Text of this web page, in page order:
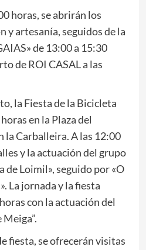
horas, se abrirán los
y artesanía, seguidos de la
de 13:00 a 15:30
de ROI CASAL a las
la Fiesta de la Bicicleta
en la Plaza del
la Carballeira. A las 12:00
y la actuación del grupo
de Loimil», seguido por «O
La jornada y la fiesta
con la actuación del
fiesta, se ofrecerán visitas